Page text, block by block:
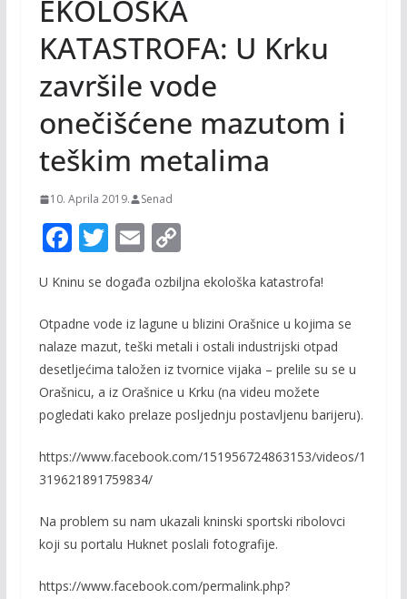
EKOLOŠKA
KATASTROFA: U Krku
završile vode
onečišćene mazutom i
teškim metalima
10. Aprila 2019. Senad
F
e
b
o
o
k
T
w
itt
er
E
m
ai
l
C
o
p
y
Li
n
k
U Kninu se događa ozbiljna ekološka katastrofa!
Otpadne vode iz lagune u blizini Orašnice u kojima se
nalaze mazut, teški metali i ostali industrijski otpad
desetljećima taložen iz tvornice vijaka – prelile su se u
Orašnicu, a iz Orašnice u Krku (na videu možete
pogledati kako prelaze posljednju postavljenu barijeru).
https://www.facebook.com/151956724863153/videos/1
319621891759834/
Na problem su nam ukazali kninski sportski ribolovci
koji su portalu Huknet poslali fotografije.
https://www.facebook.com/permalink.php?